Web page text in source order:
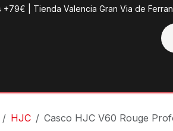
+79€ | Tienda Valencia Gran Via de
HJC Casco HJC V60 Rouge